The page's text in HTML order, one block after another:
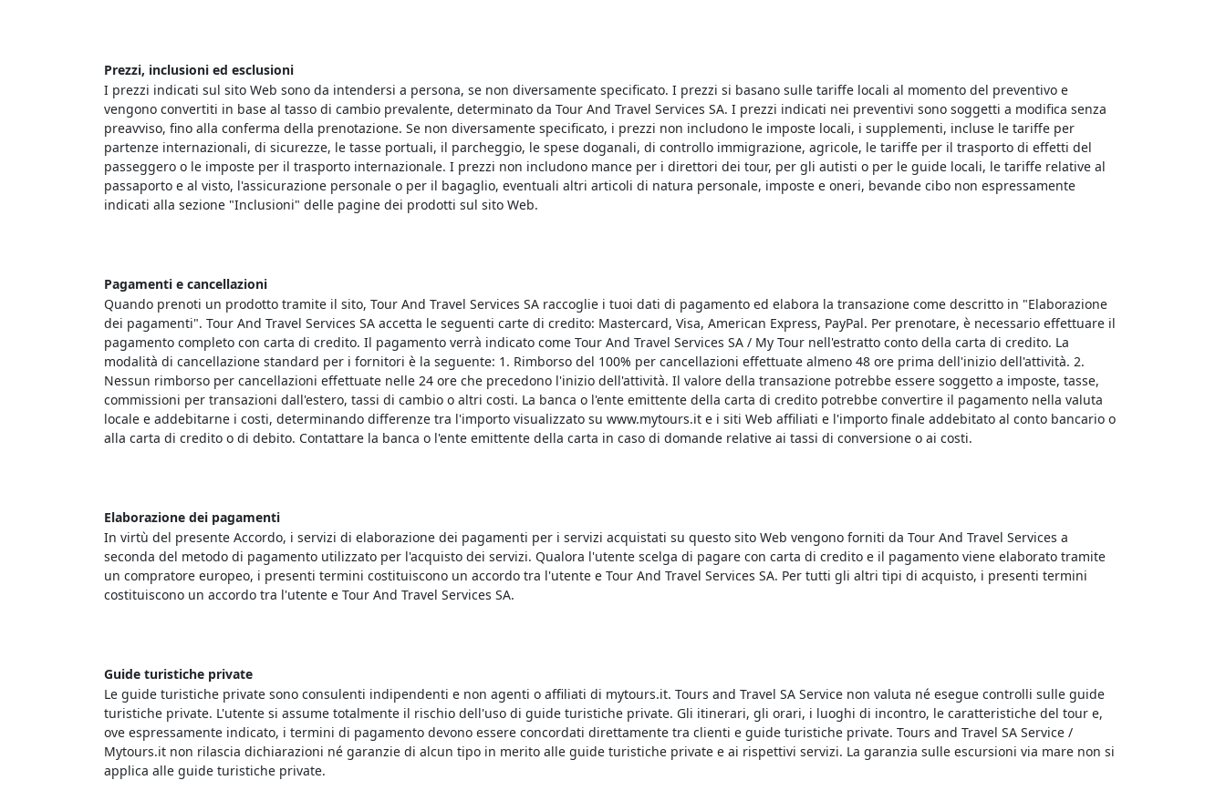
Prezzi, inclusioni ed esclusioni
I prezzi indicati sul sito Web sono da intendersi a persona, se non diversamente specificato. I prezzi si basano sulle tariffe locali al momento del preventivo e
vengono convertiti in base al tasso di cambio prevalente, determinato da Tour And Travel Services SA. I prezzi indicati nei preventivi sono soggetti a modifica senza
preavviso, fino alla conferma della prenotazione. Se non diversamente specificato, i prezzi non includono le imposte locali, i supplementi, incluse le tariffe per
partenze internazionali, di sicurezze, le tasse portuali, il parcheggio, le spese doganali, di controllo immigrazione, agricole, le tariffe per il trasporto di effetti del
passeggero o le imposte per il trasporto internazionale. I prezzi non includono mance per i direttori dei tour, per gli autisti o per le guide locali, le tariffe relative al
passaporto e al visto, l'assicurazione personale o per il bagaglio, eventuali altri articoli di natura personale, imposte e oneri, bevande cibo non espressamente
indicati alla sezione "Inclusioni" delle pagine dei prodotti sul sito Web.
Pagamenti e cancellazioni
Quando prenoti un prodotto tramite il sito, Tour And Travel Services SA raccoglie i tuoi dati di pagamento ed elabora la transazione come descritto in "Elaborazione
dei pagamenti". Tour And Travel Services SA accetta le seguenti carte di credito: Mastercard, Visa, American Express, PayPal. Per prenotare, è necessario effettuare il
pagamento completo con carta di credito. Il pagamento verrà indicato come Tour And Travel Services SA / My Tour nell'estratto conto della carta di credito. La
modalità di cancellazione standard per i fornitori è la seguente: 1. Rimborso del 100% per cancellazioni effettuate almeno 48 ore prima dell'inizio dell'attività. 2.
Nessun rimborso per cancellazioni effettuate nelle 24 ore che precedono l'inizio dell'attività. Il valore della transazione potrebbe essere soggetto a imposte, tasse,
commissioni per transazioni dall'estero, tassi di cambio o altri costi. La banca o l'ente emittente della carta di credito potrebbe convertire il pagamento nella valuta
locale e addebitarne i costi, determinando differenze tra l'importo visualizzato su www.mytours.it e i siti Web affiliati e l'importo finale addebitato al conto bancario o
alla carta di credito o di debito. Contattare la banca o l'ente emittente della carta in caso di domande relative ai tassi di conversione o ai costi.
Elaborazione dei pagamenti
In virtù del presente Accordo, i servizi di elaborazione dei pagamenti per i servizi acquistati su questo sito Web vengono forniti da Tour And Travel Services a
seconda del metodo di pagamento utilizzato per l'acquisto dei servizi. Qualora l'utente scelga di pagare con carta di credito e il pagamento viene elaborato tramite
un compratore europeo, i presenti termini costituiscono un accordo tra l'utente e Tour And Travel Services SA. Per tutti gli altri tipi di acquisto, i presenti termini
costituiscono un accordo tra l'utente e Tour And Travel Services SA.
Guide turistiche private
Le guide turistiche private sono consulenti indipendenti e non agenti o affiliati di mytours.it. Tours and Travel SA Service non valuta né esegue controlli sulle guide
turistiche private. L'utente si assume totalmente il rischio dell'uso di guide turistiche private. Gli itinerari, gli orari, i luoghi di incontro, le caratteristiche del tour e,
ove espressamente indicato, i termini di pagamento devono essere concordati direttamente tra clienti e guide turistiche private. Tours and Travel SA Service /
Mytours.it non rilascia dichiarazioni né garanzie di alcun tipo in merito alle guide turistiche private e ai rispettivi servizi. La garanzia sulle escursioni via mare non si
applica alle guide turistiche private.